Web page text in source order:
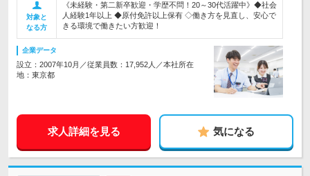
対象と
なる方
《未経験・第二新卒歓迎・学歴不問！20～30代活躍中》◆社会
人経験1年以上 ◆原付免許以上保有 ◇働き方を見直し、安心で
きる環境で働きたい方歓迎！
企業データ
設立：2007年10月／従業員数：17,952人／本社所在
地：東京都
求人詳細を見る 気になる